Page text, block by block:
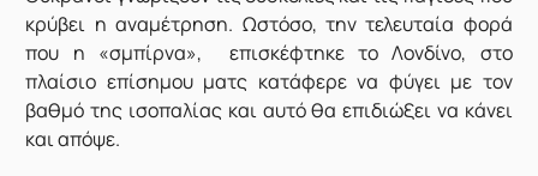
κρύβει η αναμέτρηση. Ωστόσο, την τελευταία φορά
που η «σμπίρνα», επισκέφτηκε το Λονδίνο, στο
πλαίσιο επίσημου ματς κατάφερε να φύγει με τον
βαθμό της ισοπαλίας και αυτό θα επιδιώξει να κάνει
και απόψε.